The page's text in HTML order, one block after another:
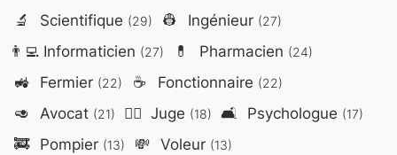
🔬 Scientifique (29) 👷 Ingénieur (27)
👨‍💻Informaticien (27) 💊 Pharmacien (24)
🚜 Fermier (22) ☕ Fonctionnaire (22)
🥑 Avocat (21) 👨‍⚖️ Juge (18) 🛋️ Psychologue (17)
🚒 Pompier (13) 💸 Voleur (13)